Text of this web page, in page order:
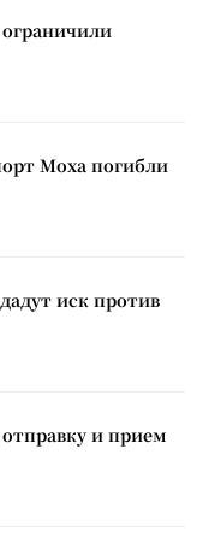
Моха погибли
иск против
и прием